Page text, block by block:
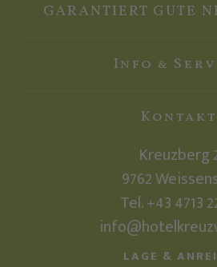
GARANTIERT GUTE
Info &
Kontakt
Kreuzberg
9762
Tel.+43 4713
LAGE &